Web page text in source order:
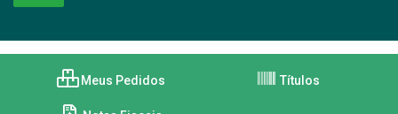
Meus Pedidos Títulos